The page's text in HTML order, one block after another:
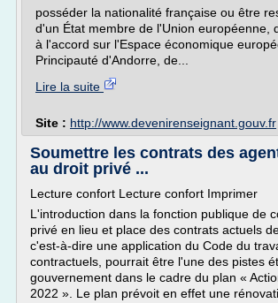
posséder la nationalité française ou être
d'un État membre de l'Union européenne,
à l'accord sur l'Espace économique
Principauté d'Andorre, de...
Lire la suite
Site : http://www.devenirenseignant.gouv.fr
Soumettre les contrats des
au droit privé ...
Lecture confort Lecture confort Imprimer
L'introduction dans la fonction publique de
privé en lieu et place des contrats actuels
c'est-à-dire une application du Code du
contractuels, pourrait être l'une des pistes
gouvernement dans le cadre du plan «
2022 ». Le plan prévoit en effet une